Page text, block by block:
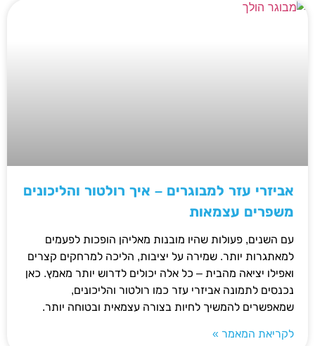
אביזרי עזר למבוגרים – איך רולטור והליכונים
משפרים עצמאות
עם השנים, פעולות שהיו מובנות מאליהן הופכות לפעמים
למאתגרות יותר. שמירה על יציבות, הליכה למרחקים קצרים
ואפילו יציאה מהבית – כל אלה יכולים לדרוש יותר מאמץ. כאן
נכנסים לתמונה אביזרי עזר כמו רולטור והליכונים,
שמאפשרים להמשיך לחיות בצורה עצמאית ובטוחה יותר.
לקריאת המאמר »